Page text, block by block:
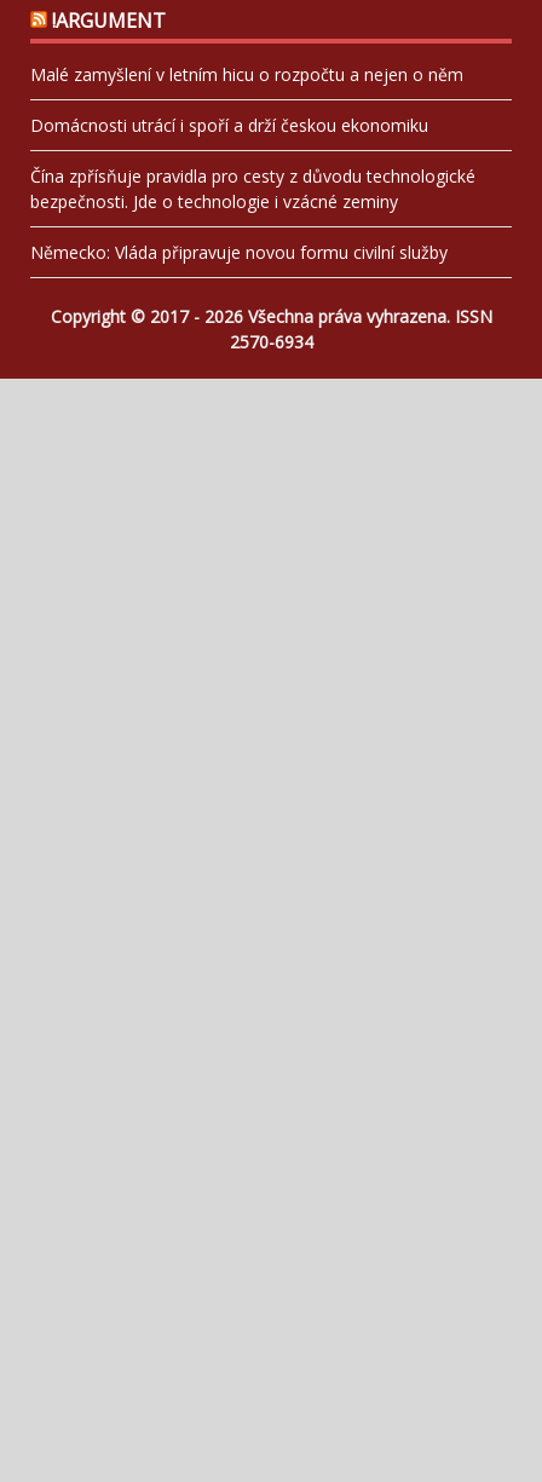
!ARGUMENT
Malé zamyšlení v letním hicu o rozpočtu a nejen o něm
Domácnosti utrácí i spoří a drží českou ekonomiku
Čína zpřísňuje pravidla pro cesty z důvodu technologické
bezpečnosti. Jde o technologie i vzácné zeminy
Německo: Vláda připravuje novou formu civilní služby
Copyright © 2017 - 2026 Všechna práva vyhrazena. ISSN
2570-6934